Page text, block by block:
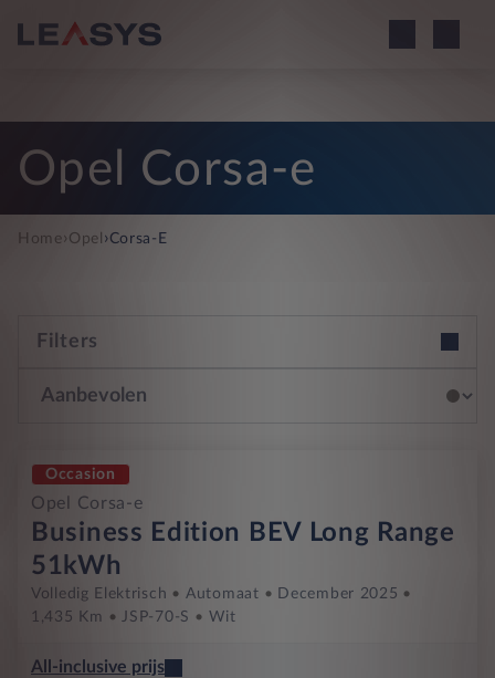
Opel Corsa-e
Home› Opel ›Corsa-E
Filters
Occasion
Opel Corsa-e
Business Edition BEV Long Range
51kWh
Volledig Elektrisch Automaat
December 2025
1,435 Km
JSP-70-S Wit
All-inclusive prijs